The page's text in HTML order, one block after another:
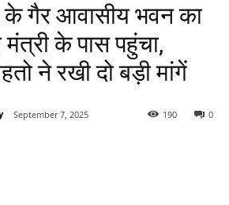
के गैर आवासीय भवन का
मंत्री के पास पहुंचा,
ने रखी दो बड़ी मांगें
September 7, 2025 0
190